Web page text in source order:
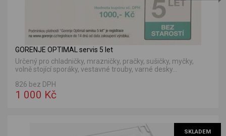
GORENJE OPTIMAL servis 5 let
Určený pro chladničky, mrazničky, pračky, sušičky, myčky,
volně stojící sporáky, vestavné trouby, varné desky...
826 bez DPH
1 000 Kč
SKLADEM